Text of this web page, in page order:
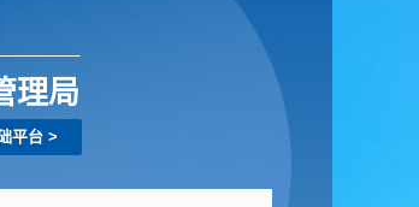
理局
平台 >